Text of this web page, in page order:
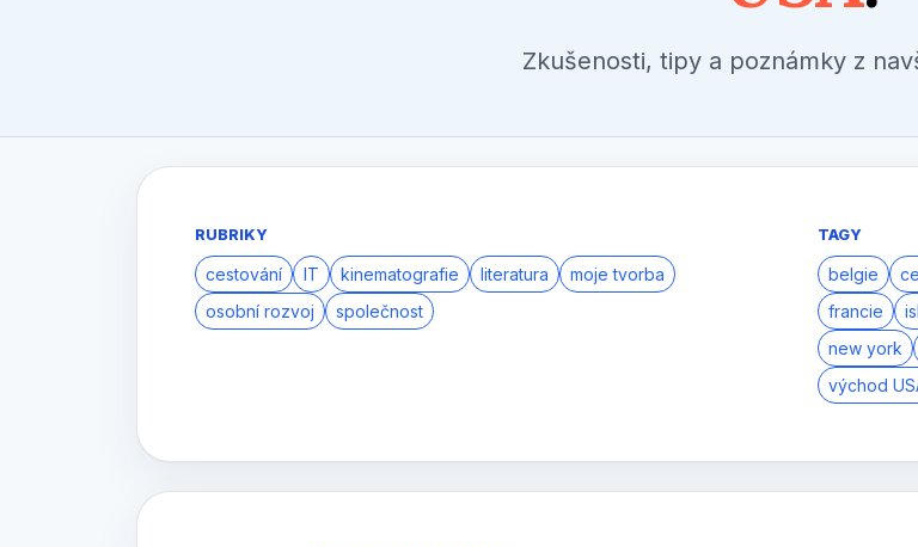
Zkušenosti, tipy a poznámky z
RUBRIKY
cestování IT kinematografie literatura
moje tvorba
osobní rozvoj
společnost
TAGY
belgie
francie
new york
východ